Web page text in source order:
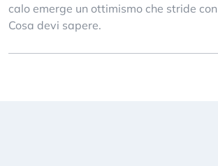
calo emerge un ottimismo che stride
Cosa devi sapere.